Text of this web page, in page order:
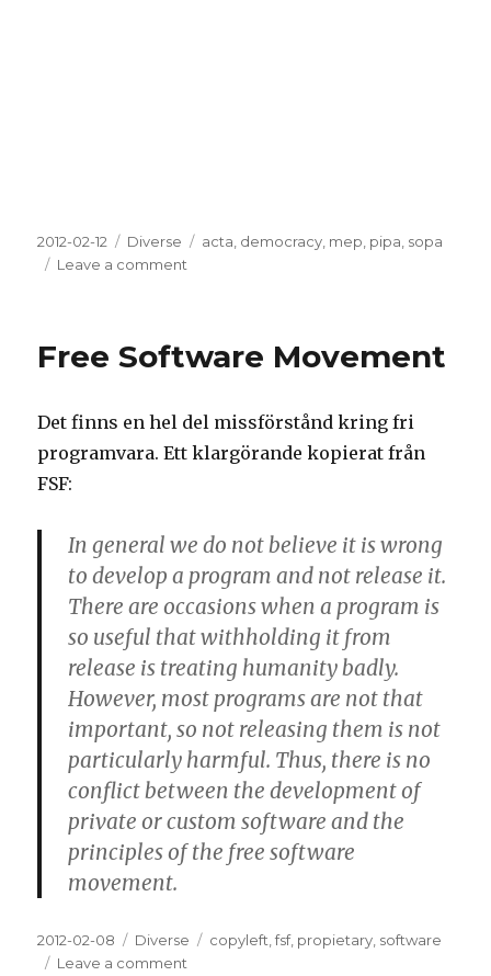
Posted
on
2012-02-12 Categories
Diverse Tags
acta democracy mep pipa sopa
Leave a comment
att
för
Free Software Movement
Det finns en hel del missförstånd kring fri
programvara. Ett klargörande kopierat från
FSF:
In general we do not believe it is wrong
to develop a program and not release it.
There are occasions when a program is
so useful that withholding it from
release is treating humanity badly.
However, most programs are not that
important, so not releasing them is not
particularly harmful. Thus, there is no
conflict between the development of
private or custom software and the
principles of the free software
movement.
Posted
on
2012-02-08 Categories
Diverse Tags
copyleft ,fsf, propietary software
Leave a comment